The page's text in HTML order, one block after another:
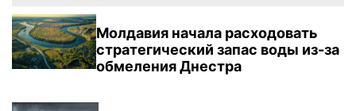
Молдавия начала расходовать
стратегический запас воды из-за
обмеления Днестра